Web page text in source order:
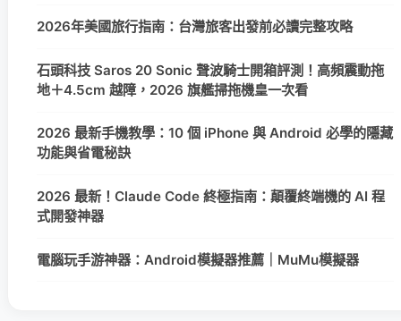
2026年美國旅行指南：台灣旅客出發前必讀完整攻略
石頭科技 Saros 20 Sonic 聲波騎士開箱評測！高頻震動拖
地＋4.5cm 越障，2026 旗艦掃拖機皇一次看
2026 最新手機教學：10 個 iPhone 與 Android 必學的隱藏
功能與省電秘訣
2026 最新！Claude Code 終極指南：顛覆終端機的 AI 程
式開發神器
電腦玩手游神器：Android模擬器推薦｜MuMu模擬器